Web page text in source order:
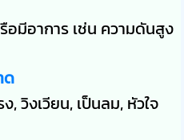
มีอาการ เช่น ความดันสูง
ด
, วิงเวียน, เป็นลม, หัวใจ